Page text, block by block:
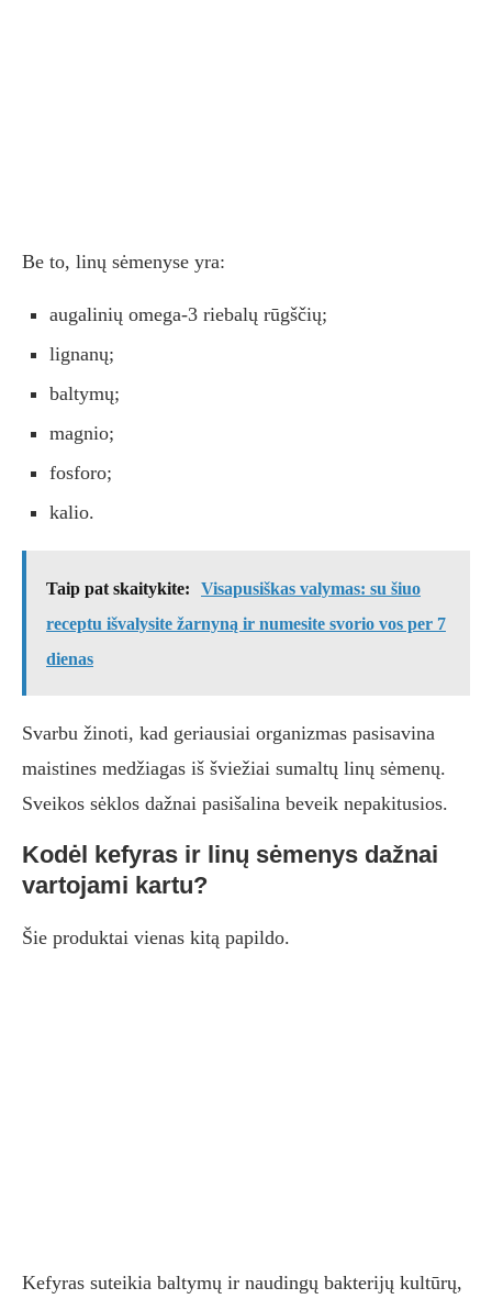
Be to, linų sėmenyse yra:
augalinių omega-3 riebalų rūgščių;
lignanų;
baltymų;
magnio;
fosforo;
kalio.
Taip pat skaitykite:
Visapusiškas valymas: su šiuo
receptu išvalysite žarnyną ir numesite svorio vos per 7
dienas
Svarbu žinoti, kad geriausiai organizmas pasisavina
maistines medžiagas iš šviežiai sumaltų linų sėmenų.
Sveikos sėklos dažnai pasišalina beveik nepakitusios.
Kodėl kefyras ir linų sėmenys dažnai
vartojami kartu?
Šie produktai vienas kitą papildo.
Kefyras suteikia baltymų ir naudingų bakterijų kultūrų,